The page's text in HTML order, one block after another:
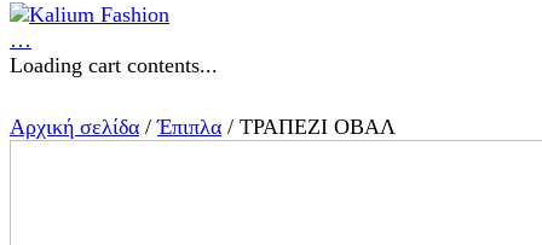
…
Loading cart contents...
Αρχική σελίδα /Έπιπλα / ΤΡΑΠΕΖΙ ΟΒΑΛ